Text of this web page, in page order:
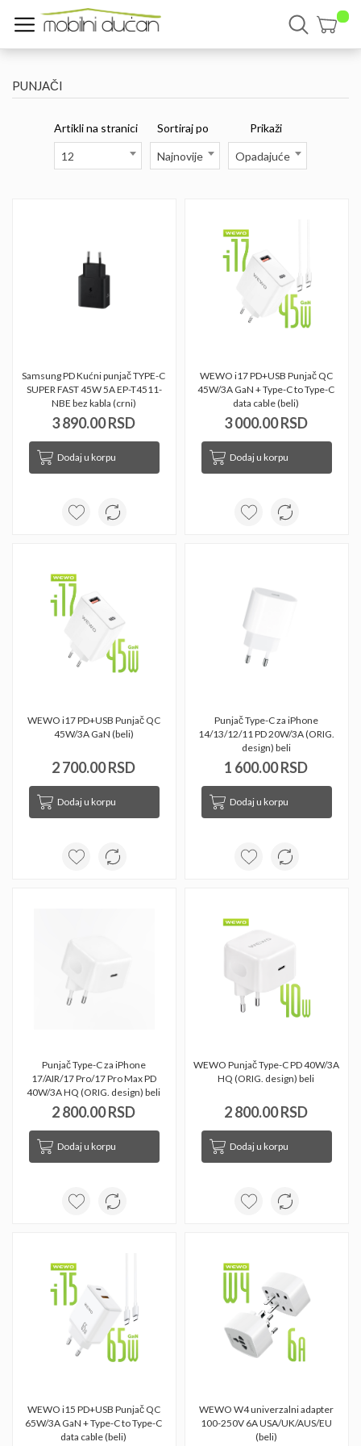
PUNJAČI
Artikli na stranici
12
Sortiraj po
Najnovije
Prikaži
Opadajuće
Samsung PD Kućni punjač TYPE-C
SUPER FAST 45W 5A EP-T4511-
NBE bez kabla (crni)
3 890.00 RSD
Dodaj u korpu
WEWO i17 PD+USB Punjač QC
45W/3A GaN + Type-C to Type-C
data cable (beli)
3 000.00 RSD
Dodaj u korpu
WEWO i17 PD+USB Punjač QC
45W/3A GaN (beli)
2 700.00 RSD
Dodaj u korpu
Punjač Type-C za iPhone
14/13/12/11 PD 20W/3A (ORIG.
design) beli
1 600.00 RSD
Dodaj u korpu
Punjač Type-C za iPhone
17/AIR/17 Pro/17 Pro Max PD
40W/3A HQ (ORIG. design) beli
2 800.00 RSD
Dodaj u korpu
WEWO Punjač Type-C PD 40W/3A
HQ (ORIG. design) beli
2 800.00 RSD
Dodaj u korpu
WEWO i15 PD+USB Punjač QC
65W/3A GaN + Type-C to Type-C
data cable (beli)
WEWO W4 univerzalni adapter
100-250V 6A USA/UK/AUS/EU
(beli)